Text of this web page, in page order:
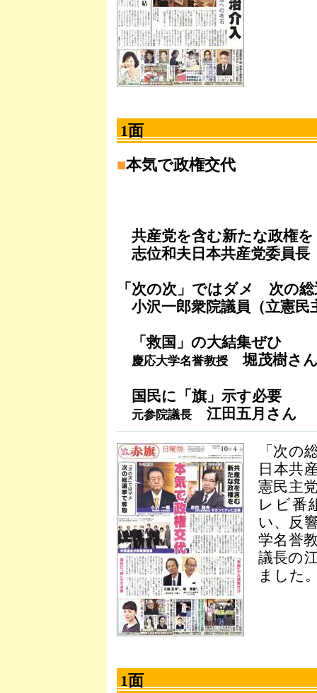
1面
■本気で政権交代
共産党を含む新たな政権を
志位和夫日本共産党委員長
「次の次」ではダメ 次の
小沢一郎衆院議員（立憲民
「救国」の大結集ぜひ
慶応大学名誉教授 堀茂樹さ
国民に「旗」示す必要
元参院議長 江田五月さん
「次の
日本共
憲民主
レビ番
い、反
学名誉
議長の
ました
1面